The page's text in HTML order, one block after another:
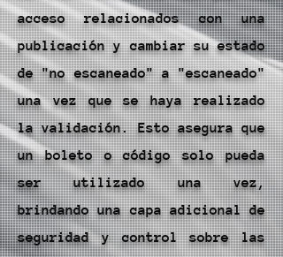
acceso relacionados con una
publicación y cambiar su estado
de "no escaneado" a "escaneado"
una vez que se haya realizado
la validación. Esto asegura que
un boleto o código solo pueda
ser utilizado una vez,
brindando una capa adicional de
seguridad y control sobre las